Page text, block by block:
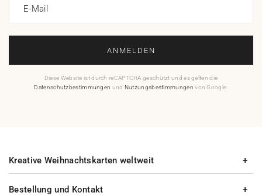
E-Mail
ANMELDEN
Diese Website ist durch reCAPTCHA geschützt und es gelten die
Datenschutzbestimmungen und Nutzungsbestimmungen von Google.
Bestellung und Kontakt
Kreative Weihnachtskarten weltweit